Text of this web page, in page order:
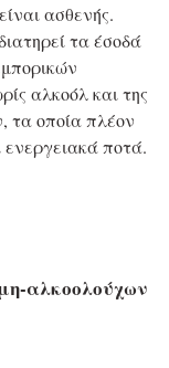
ασθενής.
τα έσοδά
αλκοόλ και της
τα οποία πλέον
ποτά.
αλκοολούχων